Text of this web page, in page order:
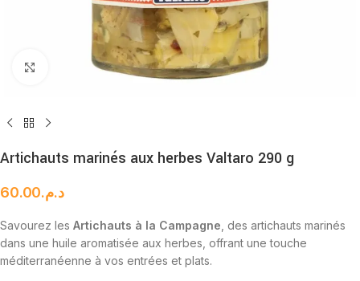
Cliquez pour agrandir
Artichauts marinés aux herbes Valtaro 290 g
د.م.60.00
Savourez les Artichauts à la Campagne , des artichauts marinés
dans une huile aromatisée aux herbes, offrant une touche
méditerranéenne à vos entrées et plats.